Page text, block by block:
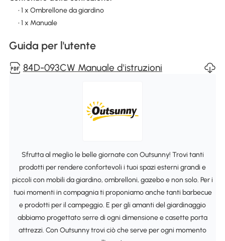
• 1 x Ombrellone da giardino
• 1 x Manuale
Guida per l'utente
84D-093CW Manuale d'istruzioni
Sfrutta al meglio le belle giornate con Outsunny! Trovi tanti
prodotti per rendere confortevoli i tuoi spazi esterni grandi e
piccoli con mobili da giardino, ombrelloni, gazebo e non solo. Per i
tuoi momenti in compagnia ti proponiamo anche tanti barbecue
e prodotti per il campeggio. E per gli amanti del giardinaggio
abbiamo progettato serre di ogni dimensione e casette porta
attrezzi. Con Outsunny trovi ciò che serve per ogni momento